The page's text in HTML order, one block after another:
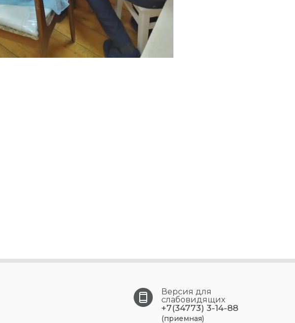
Версия для
слабовидящих
+7(34773) 3-14-88
(приемная)